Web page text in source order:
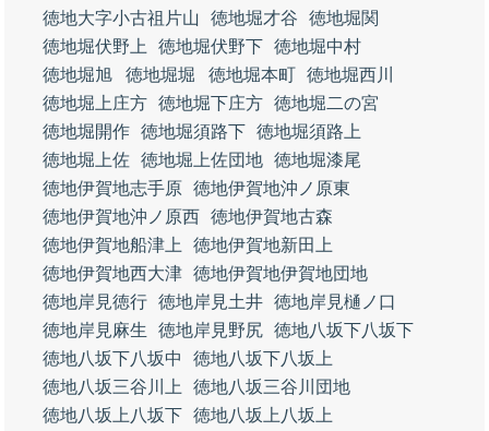
徳地大字小古祖片山
徳地堀才谷
徳地堀関
徳地堀伏野上
徳地堀伏野下 徳地堀中村
徳地堀旭
徳地堀堀 徳地堀本町 徳地堀西川
徳地堀上庄方 徳地堀下庄方 徳地堀二の宮
徳地堀開作 徳地堀須路下 徳地堀須路上
徳地堀上佐 徳地堀上佐団地 徳地堀漆尾
徳地伊賀地志手原 徳地伊賀地沖ノ原東
徳地伊賀地沖ノ原西 徳地伊賀地古森
徳地伊賀地船津上
徳地伊賀地新田上
徳地伊賀地西大津 徳地伊賀地伊賀地団地
徳地岸見徳行 徳地岸見土井 徳地岸見樋ノ口
徳地岸見麻生
徳地岸見野尻 徳地八坂下八坂下
徳地八坂下八坂中
徳地八坂下八坂上
徳地八坂三谷川上
徳地八坂三谷川団地
徳地八坂上八坂下 徳地八坂上八坂上